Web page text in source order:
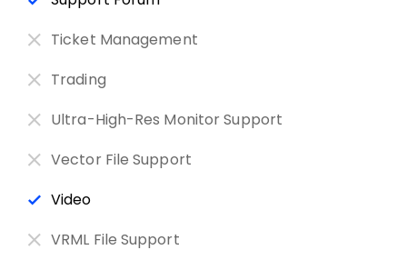
Ticket Management
Trading
Ultra-High-Res Monitor Support
Vector File Support
Video
VRML File Support